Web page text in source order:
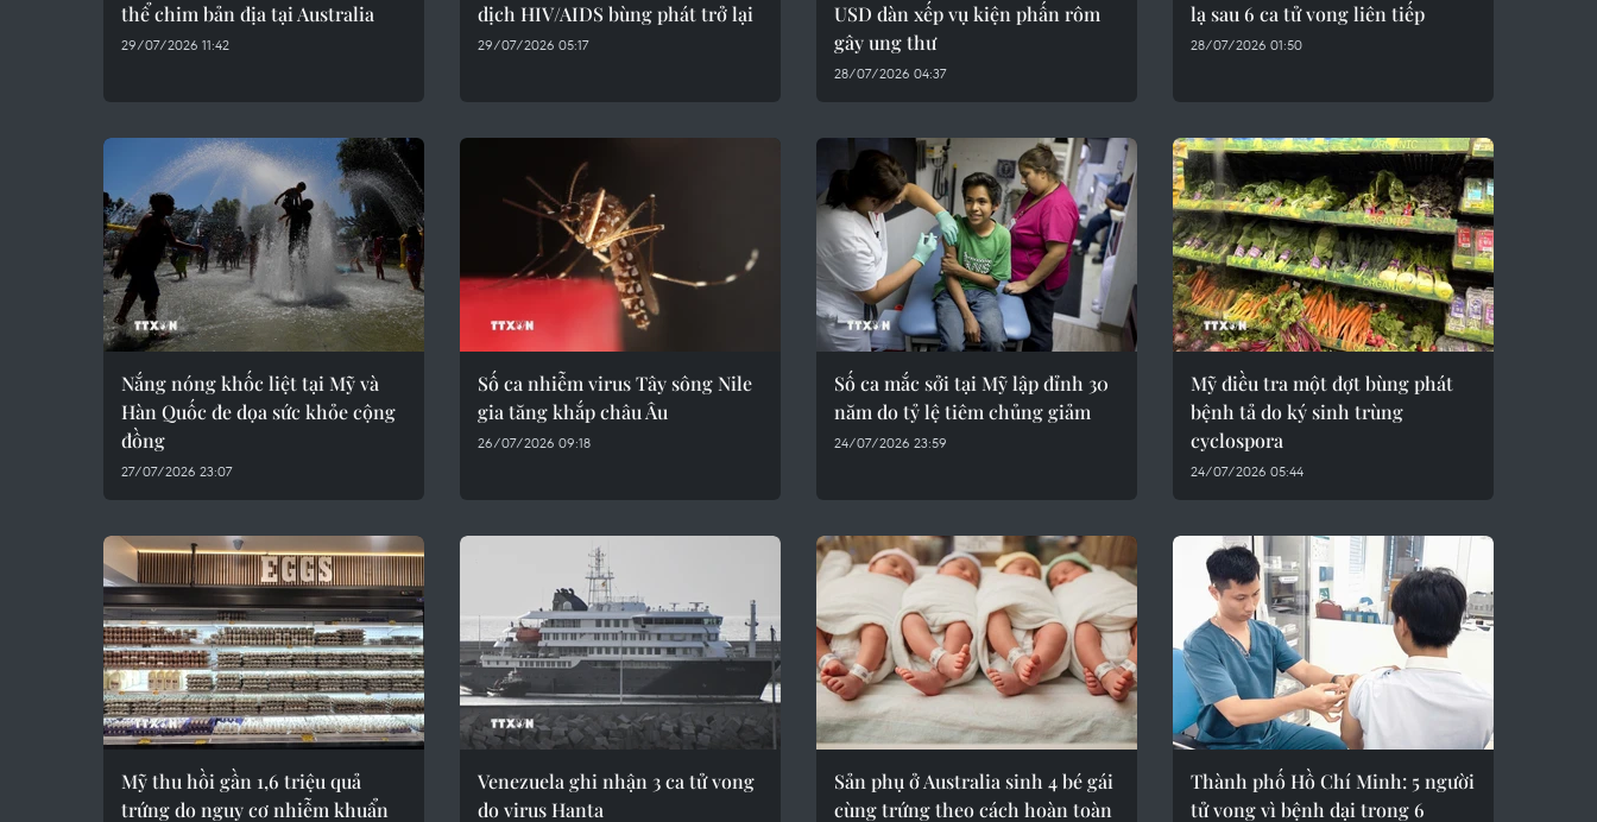
thể chim bản địa tại Australia
29/07/2026 11:42
dịch HIV/AIDS bùng phát trở lại
29/07/2026 05:17
USD dàn xếp vụ kiện phấn rôm
gây ung thư
28/07/2026 04:37
lạ sau 6 ca tử vong liên tiếp
28/07/2026 01:50
Nắng nóng khốc liệt tại Mỹ và
Hàn Quốc đe dọa sức khỏe cộng
đồng
27/07/2026 23:07
Số ca nhiễm virus Tây sông Nile
gia tăng khắp châu Âu
26/07/2026 09:18
Số ca mắc sởi tại Mỹ lập đỉnh 30
năm do tỷ lệ tiêm chủng giảm
24/07/2026 23:59
Mỹ điều tra một đợt bùng phát
bệnh tả do ký sinh trùng
cyclospora
24/07/2026 05:44
Mỹ thu hồi gần 1,6 triệu quả
trứng do nguy cơ nhiễm khuẩn
Venezuela ghi nhận 3 ca tử vong
do virus Hanta
Sản phụ ở Australia sinh 4 bé gái
cùng trứng theo cách hoàn toàn
Thành phố Hồ Chí Minh: 5 người
tử vong vì bệnh dại trong 6